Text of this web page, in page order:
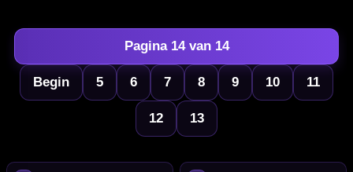
Begin 5 6 7 8 9 10 11
12 13
Pagina 14 van 14